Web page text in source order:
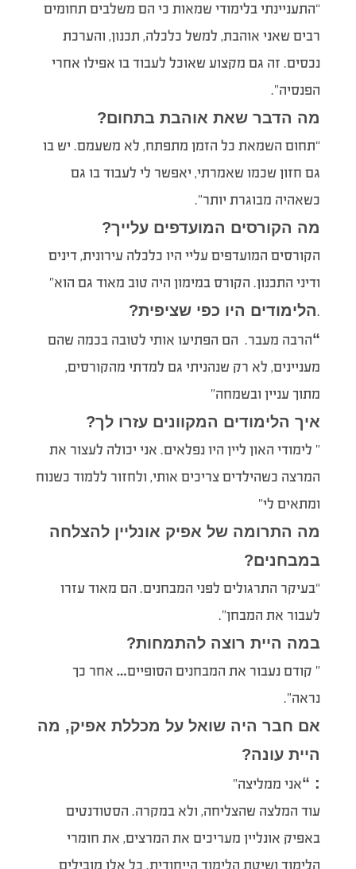
“התעניינתי בלימודי שמאות כי הם משלבים תחומים
רבים שאני אוהבת, למשל כלכלה, תכנון, והערכת
נכסים. זה גם מקצוע שאוכל לעבוד בו אפילו אחרי
הפנסיה”.
מה הדבר שאת אוהבת בתחום?
“תחום השמאת כל הזמן מתפתח, לא משעמם. יש בו
גם חזון שכמו שאמרתי, יאפשר לי לעבוד בו גם
כשאהיה מבוגרת יותר”.
מה הקורסים המועדפים עלייך?
הקורסים המועדפים עליי היו כלכלה עירונית, דינים
ודיני התכנון. הקורס במימון היה טוב מאוד גם הוא”
.הלימודים היו כפי שציפית?
“הרבה מעבר. הם הפתיעו אותי לטובה בכמה שהם
מעניינים, לא רק שנהניתי גם למדתי מהקורסים,
מתוך עניין ובשמחה”
איך הלימודים המקוונים עזרו לך?
” לימודי האון ליין היו נפלאים. אני יכולה לעצור את
המרצה כשהילדים צריכים אותי, ולחזור ללמוד כשנוח
ומתאים לי”
מה התרומה של אפיק אונליין להצלחה
במבחנים?
“בעיקר התרגולים לפני המבחנים. הם מאוד עזרו
לעבור את המבחן”.
במה היית רוצה להתמחות?
” קודם נעבור את המבחנים הסופיים… אחר כך
נראה”.
אם חבר היה שואל על מכללת אפיק, מה
היית עונה?
: “אני ממליצה”
עוד המלצה שהצליחה, ולא במקרה. הסטודנטים
באפיק אונליין מעריכים את המרצים, את חומרי
הלימוד ושיטת הלימוד הייחודית. כל אלו מובילים